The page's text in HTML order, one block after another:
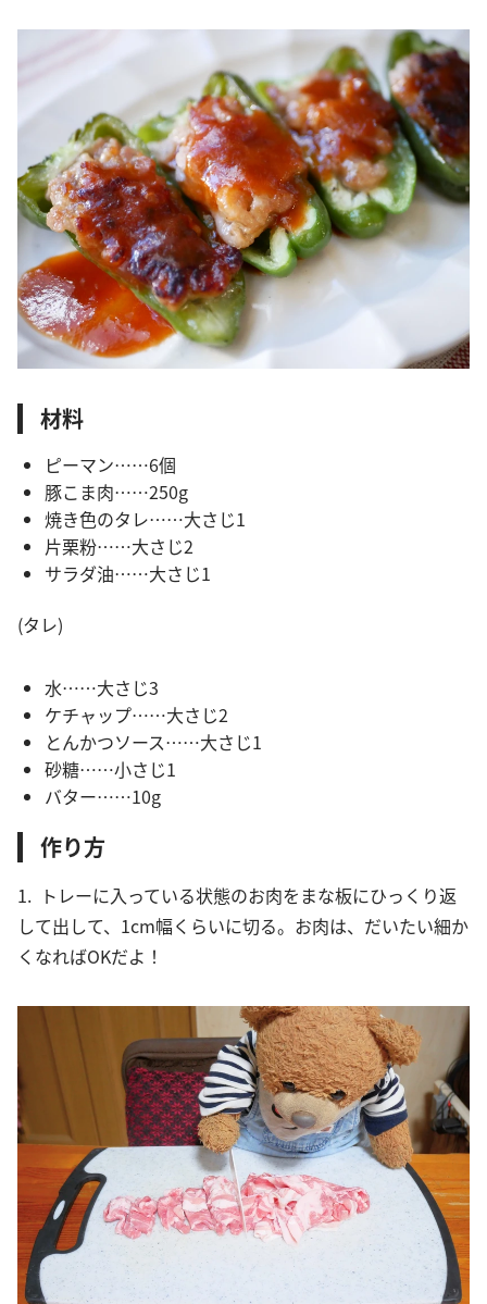
材料
ピーマン……6個
豚こま肉……250g
焼き色のタレ……大さじ1
片栗粉……大さじ2
サラダ油……大さじ1
(タレ)
水……大さじ3
ケチャップ……大さじ2
とんかつソース……大さじ1
砂糖……小さじ1
バター……10g
作り方
1. トレーに入っている状態のお肉をまな板にひっくり返
して出して、1cm幅くらいに切る。お肉は、だいたい細か
くなればOKだよ！